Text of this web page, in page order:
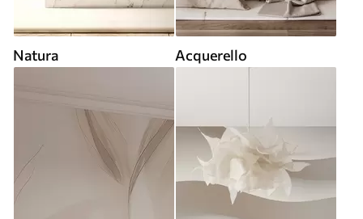
Natura Acquerello